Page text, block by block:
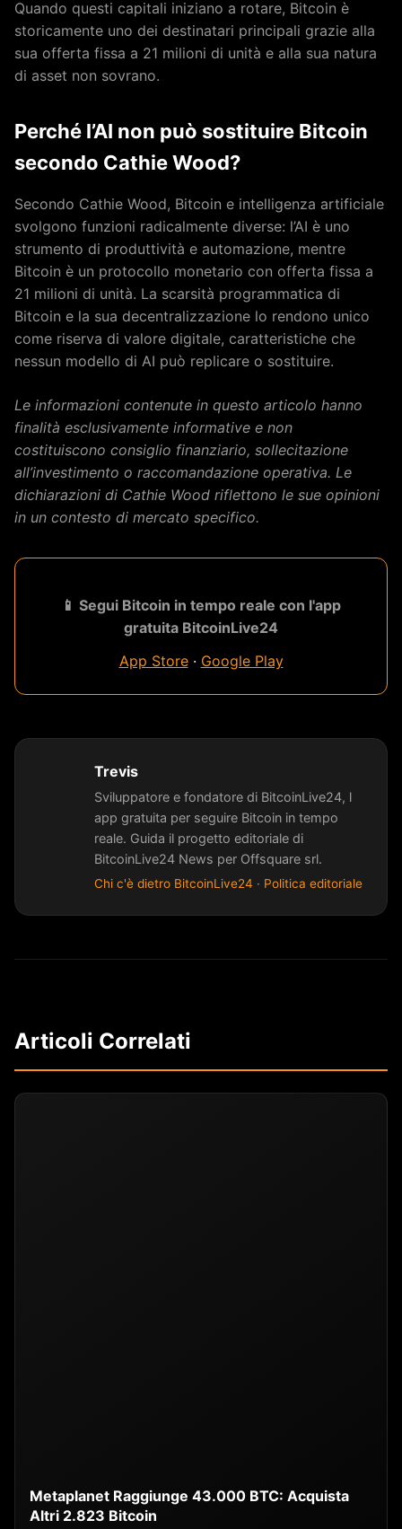
Quando questi capitali iniziano a rotare, Bitcoin è
storicamente uno dei destinatari principali grazie alla
sua offerta fissa a 21 milioni di unità e alla sua natura
di asset non sovrano.
Perché l’AI non può sostituire Bitcoin
secondo Cathie Wood?
Secondo Cathie Wood, Bitcoin e intelligenza artificiale
svolgono funzioni radicalmente diverse: l’AI è uno
strumento di produttività e automazione, mentre
Bitcoin è un protocollo monetario con offerta fissa a
21 milioni di unità. La scarsità programmatica di
Bitcoin e la sua decentralizzazione lo rendono unico
come riserva di valore digitale, caratteristiche che
nessun modello di AI può replicare o sostituire.
Le informazioni contenute in questo articolo hanno
finalità esclusivamente informative e non
costituiscono consiglio finanziario, sollecitazione
all’investimento o raccomandazione operativa. Le
dichiarazioni di Cathie Wood riflettono le sue opinioni
in un contesto di mercato specifico.
📱 Segui Bitcoin in tempo reale con l'app
gratuita BitcoinLive24
App Store· Google Play
Trevis
Sviluppatore e fondatore di BitcoinLive24, l
app gratuita per seguire Bitcoin in tempo
reale. Guida il progetto editoriale di
BitcoinLive24 News per Offsquare srl.
Chi c'è dietro BitcoinLive24 · Politica editoriale
Articoli Correlati
Metaplanet Raggiunge 43.000 BTC: Acquista
Altri 2.823 Bitcoin